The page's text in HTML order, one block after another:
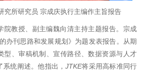
究所研究员 宗成庆执行主编作主旨报告
院教授、副主编魏向清主持主题报告。宗成
办刊思路和发展规划》为题发表报告。从期
型、审稿机制、宣传路径、数据资源与人才
系统阐述。他指出，JTKE将采用高标准同行